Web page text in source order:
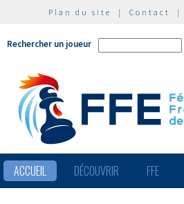
Plan du site | Contact |
Rechercher un joueur
ACCUEIL DÉCOUVRIR FFE